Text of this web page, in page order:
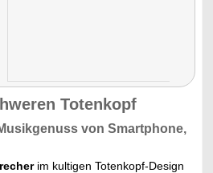
Totenkopf
von Smartphone,
im kultigen Totenkopf-Design